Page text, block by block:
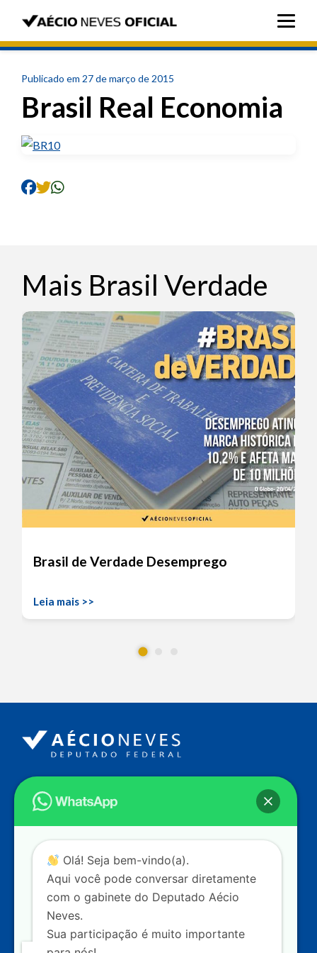
Publicado em 27 de março de 2015
Brasil Real Economia
Mais Brasil Verdade
Brasil de Verdade Desemprego
Leia mais >>
Endereço
Câmara dos Deputados
Ed. Principal, Ala C – Gabinete
Contato
dep.aecioneves@camara.leg.br
+55 (61) 3215-5964
+55 (31) 3261-0121
+55 (31) 97150-0834
Olá! Seja bem-vindo(a).
Aqui você pode conversar diretamente
com o gabinete do Deputado Aécio
Neves.
Sua participação é muito importante